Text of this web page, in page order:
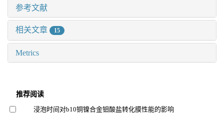
参考文献
相关文章 15
Metrics
推荐阅读
浸泡时间对b10铜镍合金钼酸盐转化膜性能的影响